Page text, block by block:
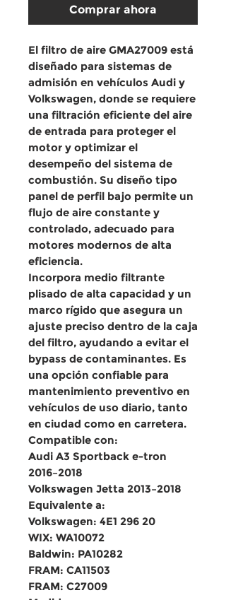
Comprar ahora
El filtro de aire GMA27009 está
diseñado para sistemas de
admisión en vehículos Audi y
Volkswagen, donde se requiere
una filtración eficiente del aire
de entrada para proteger el
motor y optimizar el
desempeño del sistema de
combustión. Su diseño tipo
panel de perfil bajo permite un
flujo de aire constante y
controlado, adecuado para
motores modernos de alta
eficiencia.
Incorpora medio filtrante
plisado de alta capacidad y un
marco rígido que asegura un
ajuste preciso dentro de la caja
del filtro, ayudando a evitar el
bypass de contaminantes. Es
una opción confiable para
mantenimiento preventivo en
vehículos de uso diario, tanto
en ciudad como en carretera.
Compatible con:
Audi A3 Sportback e-tron
2016–2018
Volkswagen Jetta 2013–2018
Equivalente a:
Volkswagen: 4E1 296 20
WIX: WA10072
Baldwin: PA10282
FRAM: CA11503
FRAM: C27009